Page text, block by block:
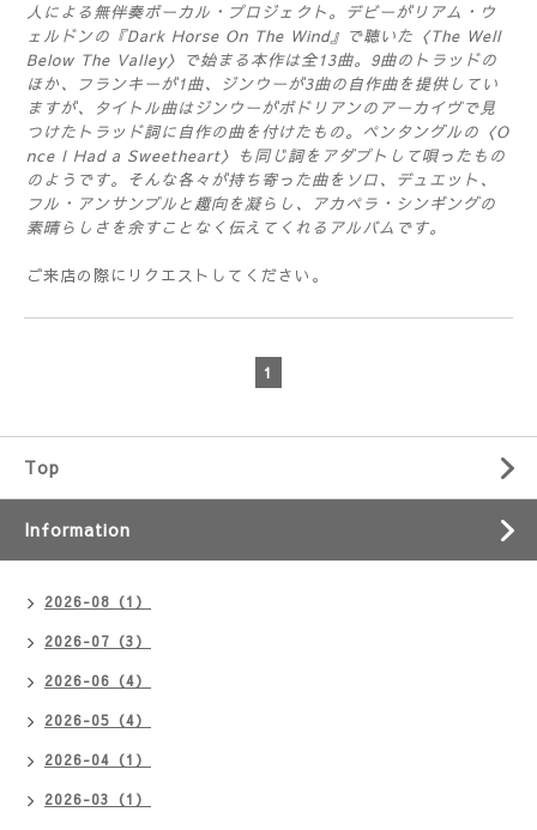
人による無伴奏ボーカル・プロジェクト。デビーがリアム・ウ
ェルドンの『Dark Horse On The Wind』で聴いた〈The Well
Below The Valley〉で始まる本作は全13曲。9曲のトラッドの
ほか、フランキーが1曲、ジンウーが3曲の自作曲を提供してい
ますが、タイトル曲はジンウーがボドリアンのアーカイヴで見
つけたトラッド詞に自作の曲を付けたもの。ペンタングルの〈O
nce I Had a Sweetheart〉も同じ詞をアダプトして唄ったもの
のようです。そんな各々が持ち寄った曲をソロ、デュエット、
フル・アンサンブルと趣向を凝らし、アカペラ・シンギングの
素晴らしさを余すことなく伝えてくれるアルバムです。
ご来店の際にリクエストしてください。
1
Top
Information
2026-08（1）
2026-07（3）
2026-06（4）
2026-05（4）
2026-04（1）
2026-03（1）